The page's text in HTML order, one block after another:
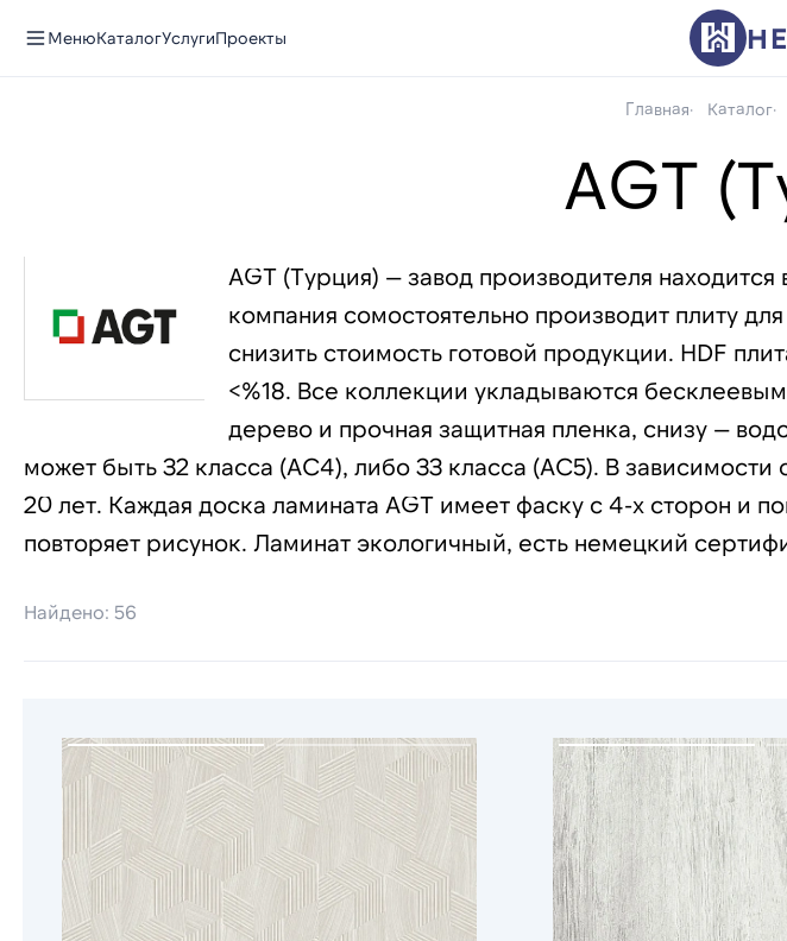
МенюКаталогУслугиПроекты
Главная Каталог
AGT
AGT (Турция) — завод производителя
компания сомостоятельно производит плиту
снизить стоимость готовой продукции. HDF
<%18. Все коллекции укладываются
дерево и прочная защитная пленка, снизу —
может быть 32 класса (AC4), либо 33 класса (AC5). В зависимости
20 лет. Каждая доска ламината AGT имеет фаску с 4-х сторон и
повторяет рисунок. Ламинат экологичный, есть немецкий
Найдено: 56